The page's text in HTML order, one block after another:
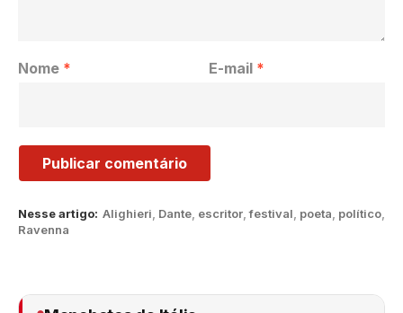
Nesse artigo: Alighieri Dante escritor ,festival poeta político
Ravenna
Nome * E-mail *